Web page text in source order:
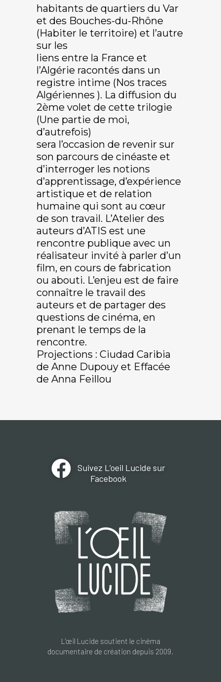
habitants de quartiers du Var
et des Bouches-du-Rhône
(Habiter le territoire) et l’autre
sur les
liens entre la France et
l’Algérie racontés dans un
registre intime (Nos traces
Algériennes ). La diffusion du
2ème volet de cette trilogie
(Une partie de moi,
d’autrefois)
sera l’occasion de revenir sur
son parcours de cinéaste et
d’interroger les notions
d’apprentissage, d’expérience
artistique et de relation
humaine qui sont au cœur
de son travail. L’Atelier des
auteurs d’ATIS est une
rencontre publique avec un
réalisateur invité à parler d’un
film, en cours de fabrication
ou abouti. L’enjeu est de faire
connaître le travail des
auteurs et de partager des
questions de cinéma, en
prenant le temps de la
rencontre.
Projections : Ciudad Caribia
de Anne Dupouy et Effacée
de Anna Feillou
Suivez L’oeil Lucide sur
Facebook
L’œil Lucide soutient le cinéma
documentaire de création depuis 2009.